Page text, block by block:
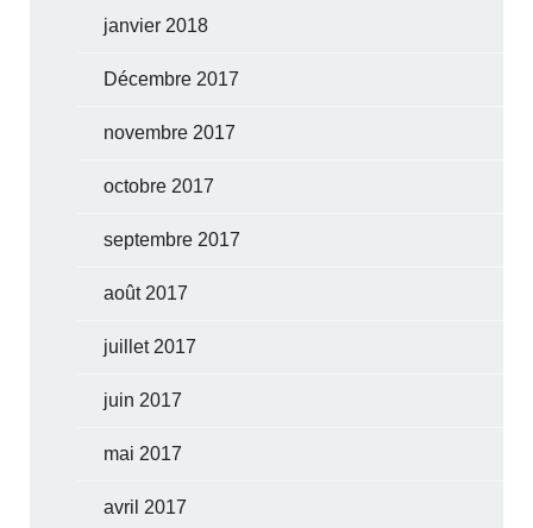
janvier 2018
Décembre 2017
novembre 2017
octobre 2017
septembre 2017
août 2017
juillet 2017
juin 2017
mai 2017
avril 2017